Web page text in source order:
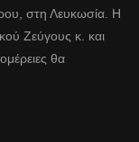
στη Λευκωσία. Η
Ζεύγους κ. και
θα